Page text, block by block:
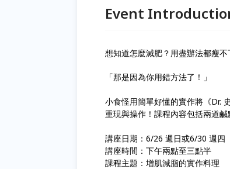
Event
想知道怎麼減肥？用盡辦法都瘦不
「那是因為你用錯方法了！」
小食怪用簡單好懂的實作將《Dr.
重現與操作！課程內容包括兩道
講座日期：6/26 週日或6/30 週四
講座時間：下午兩點至三點半
課程主題：增肌減脂的實作料理